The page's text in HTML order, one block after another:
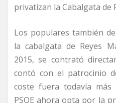
privatizan la Cabalgata de
Los populares también
la cabalgata de Reyes
2015, se contrató
contó con el patrocinio
coste fuera todavía
PSOE ahora opta por la